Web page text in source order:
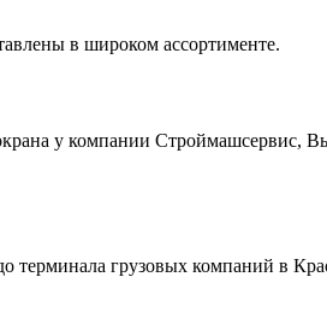
в широком ассортименте.
у компании Строймашсервис,
терминала грузовых компаний в